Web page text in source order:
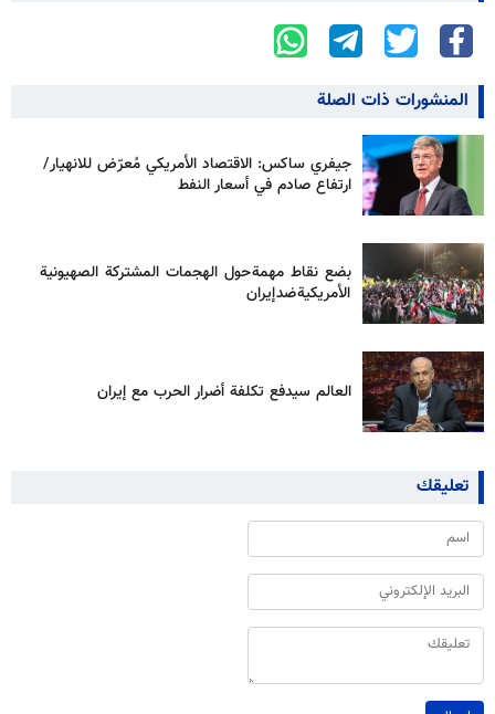
المنشورات ذات الصلة
جيفري ساكس: الاقتصاد الأمريكي مُعرّض للانهيار/
ارتفاع صادم في أسعار النفط
بضع نقاط مهمة حول الهجمات المشتركة الصهيونية
الأمريكية ضد إيران
العالم سيدفع تكلفة أضرار الحرب مع إيران
تعليقك